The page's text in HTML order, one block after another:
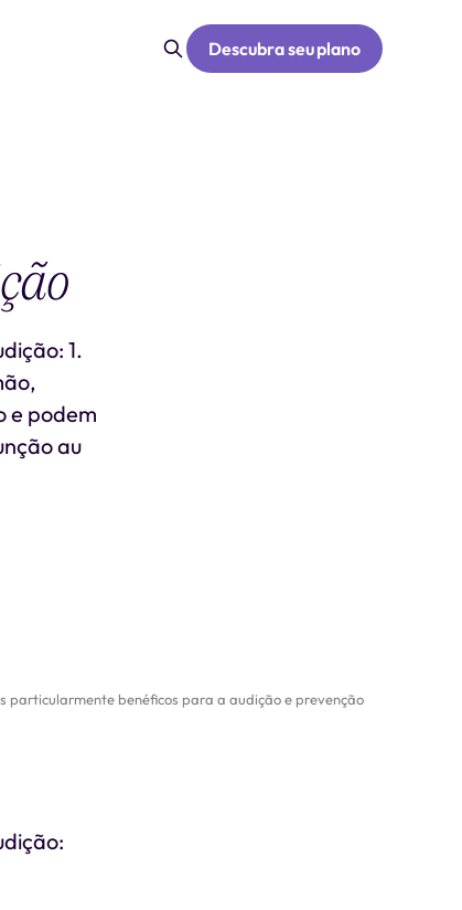
Descubra seu plano
1.
e podem
au
particularmente benéficos para a audição e prevenção